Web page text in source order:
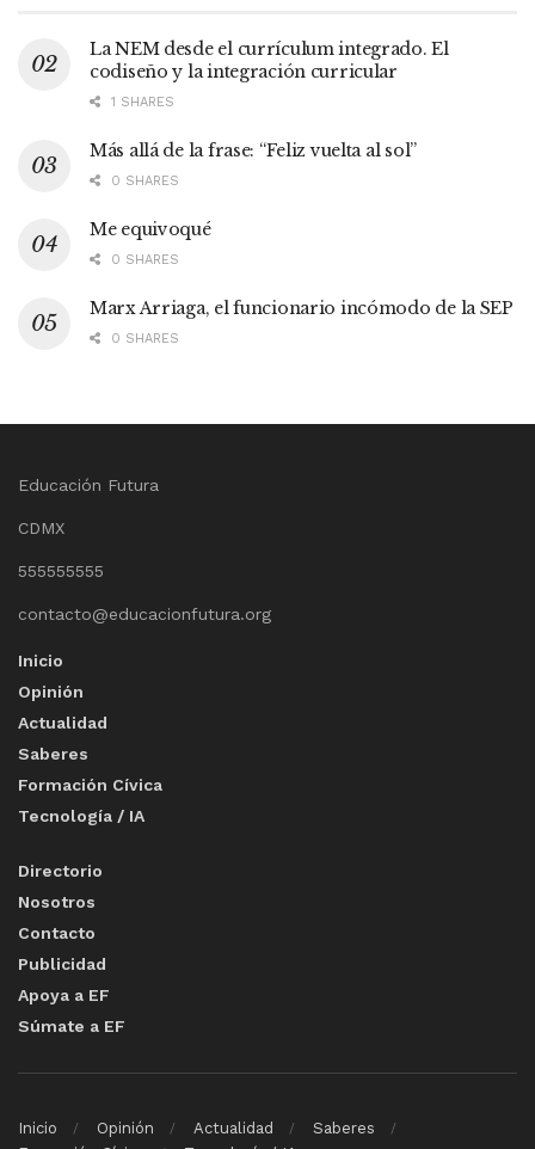
La NEM desde el currículum integrado. El
codiseño y la integración curricular
1 SHARES
Más allá de la frase: “Feliz vuelta al sol”
0 SHARES
Me equivoqué
0 SHARES
Marx Arriaga, el funcionario incómodo de la SEP
0 SHARES
Educación Futura
CDMX
555555555
contacto@educacionfutura.org
Inicio
Opinión
Actualidad
Saberes
Formación Cívica
Tecnología / IA
Directorio
Nosotros
Contacto
Publicidad
Apoya a EF
Súmate a EF
Inicio Opinión Actualidad
Saberes